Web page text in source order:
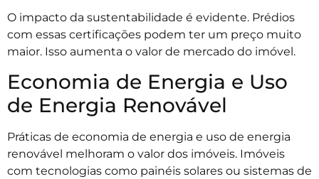
O impacto da sustentabilidade é evidente. Prédios
com essas certificações podem ter um preço muito
maior. Isso aumenta o valor de mercado do imóvel.
Economia de Energia e Uso
de Energia Renovável
Práticas de economia de energia e uso de energia
renovável melhoram o valor dos imóveis. Imóveis
com tecnologias como painéis solares ou sistemas de